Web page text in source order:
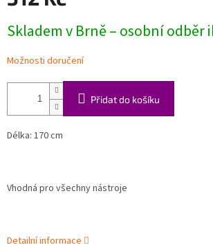
cena:
Skladem v Brně – osobní odběr
Možnosti doručení
Přidat do košíku
Délka: 170 cm
Vhodná pro všechny nástroje
Detailní informace